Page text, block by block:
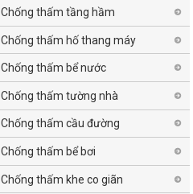
Chống thấm tầng hầm
Chống thấm hố thang máy
Chống thấm bể nước
Chống thấm tường nhà
Chống thấm cầu đường
Chống thấm bể bơi
Chống thấm khe co giãn